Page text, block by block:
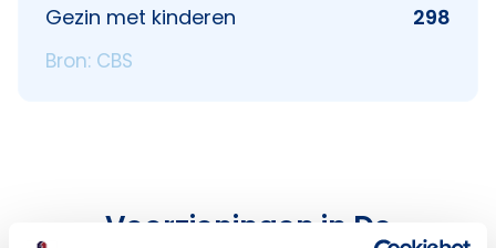
Gezin met kinderen
298
Bron: CBS
Voorzieningen in De